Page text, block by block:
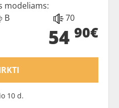
modeliams:
B 70
54 90€
10 d.